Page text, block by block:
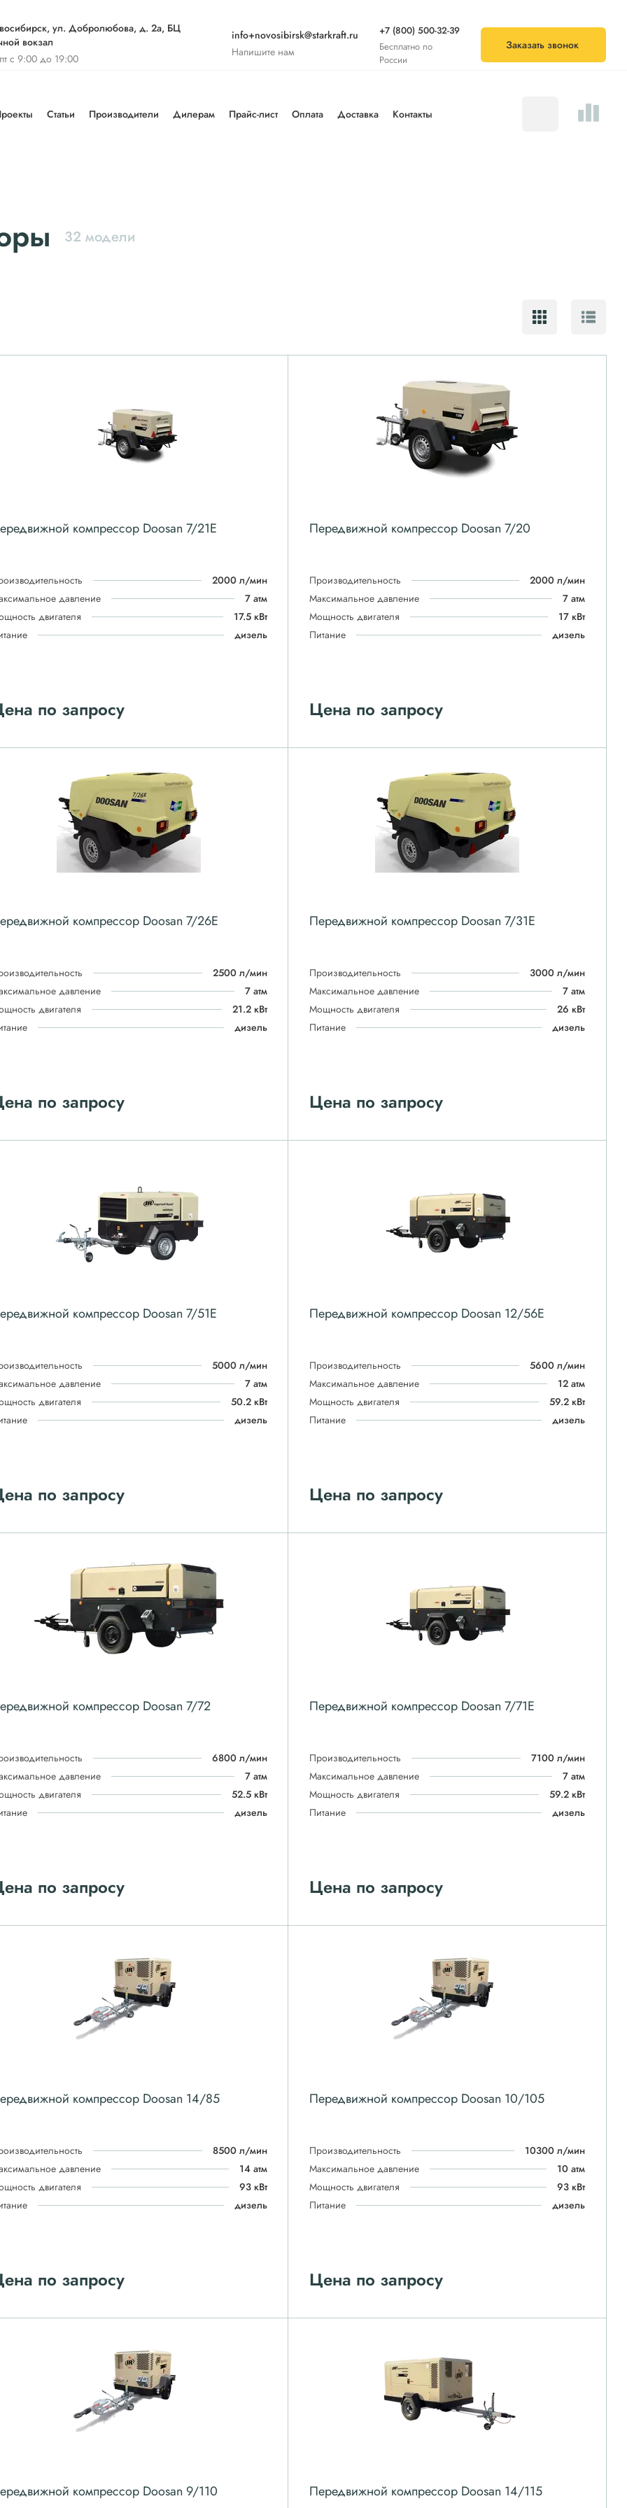
ул. Добролюбова, д. 2а, БЦ
вокзал
с 9:00 до 19:00
info+novosibirsk@starkraft.ru
Напишите нам
+7 (800) 500-32-39
Бесплатно по
России
Заказать звонок
Статьи Производители Дилерам Прайс-лист Оплата Доставка Контакты
32 модели
компрессор Doosan 7/21E
2000 л/мин
давление
7 атм
двигателя
17.5 кВт
дизель
по запросу
Передвижной компрессор Doosan 7/20
Производительность
2000 л/мин
Максимальное давление
7 атм
Мощность двигателя
17 кВт
Питание
дизель
Цена по запросу
компрессор Doosan 7/26E
2500 л/мин
давление
7 атм
двигателя
21.2 кВт
дизель
по запросу
Передвижной компрессор Doosan 7/31E
Производительность
3000 л/мин
Максимальное давление
7 атм
Мощность двигателя
26 кВт
Питание
дизель
Цена по запросу
компрессор Doosan 7/51E
5000 л/мин
давление
7 атм
двигателя
50.2 кВт
дизель
по запросу
Передвижной компрессор Doosan 12/56E
Производительность
5600 л/мин
Максимальное давление
12 атм
Мощность двигателя
59.2 кВт
Питание
дизель
Цена по запросу
компрессор Doosan 7/72
6800 л/мин
давление
7 атм
двигателя
52.5 кВт
дизель
по запросу
Передвижной компрессор Doosan 7/71E
Производительность
7100 л/мин
Максимальное давление
7 атм
Мощность двигателя
59.2 кВт
Питание
дизель
Цена по запросу
компрессор Doosan 14/85
8500 л/мин
давление
14 атм
двигателя
93 кВт
дизель
по запросу
Передвижной компрессор Doosan 10/105
Производительность
10300 л/мин
Максимальное давление
10 атм
Мощность двигателя
93 кВт
Питание
дизель
Цена по запросу
компрессор Doosan 9/110 Передвижной компрессор Doosan 14/115